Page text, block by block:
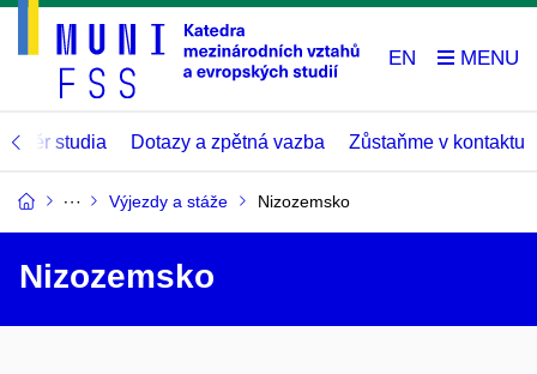
EN
Závěr studia Dotazy a zpětná vazba Zůstaňme v kontaktu
Výjezdy a stáže Nizozemsko
Nizozemsko